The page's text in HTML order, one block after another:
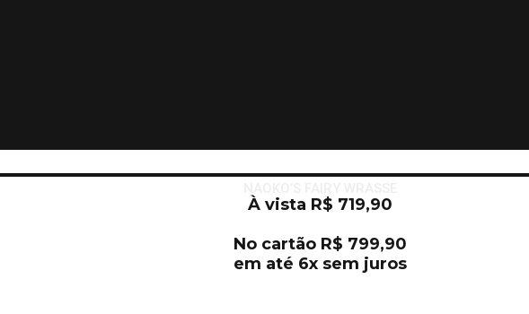
À vista R$ 719,90
No cartão R$ 799,90
em até 6x sem juros